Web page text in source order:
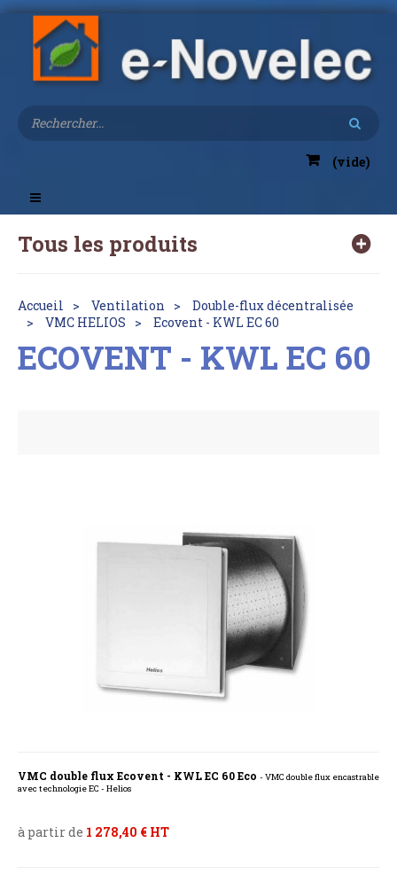
(vide)
Toggle
navigation
Tous les produits
Accueil Ventilation
Double-flux décentralisée
VMC HELIOS
Ecovent - KWL EC 60
ECOVENT - KWL EC 60
VMC double flux Ecovent - KWL EC 60 Eco - VMC double flux encastrable
avec technologie EC - Helios
à partir de 1 278,40 € HT